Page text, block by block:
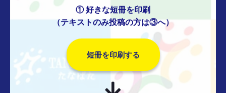
① 好きな短冊を印刷
（テキストのみ投稿の方は③へ）
短冊を印刷する